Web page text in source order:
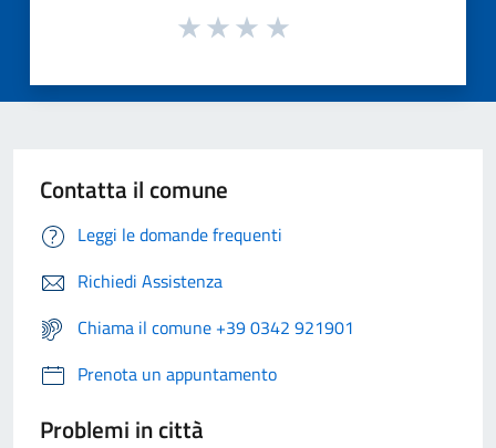
Contatta il comune
Leggi le domande frequenti
Richiedi Assistenza
Chiama il comune +39 0342 921901
Prenota un appuntamento
Problemi in città